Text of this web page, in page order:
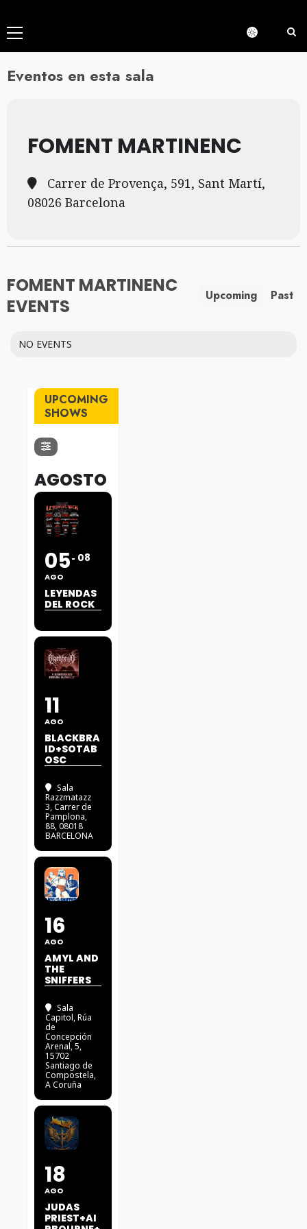
Menú
principal
Eventos en esta sala
FOMENT MARTINENC
Carrer de Provença, 591, Sant Martí,
08026 Barcelona
FOMENT MARTINENC
EVENTS
Upcoming Past
NO EVENTS
UPCOMING
SHOWS
AGOSTO
05
AGO
08
LEYENDAS
DEL ROCK
11
AGO
BLACKBRA
ID+SOTAB
OSC
Sala
Razzmatazz
3, Carrer de
Pamplona,
88, 08018
BARCELONA
16
AGO
AMYL AND
THE
SNIFFERS
Sala
Capitol, Rúa
de
Concepción
Arenal, 5,
15702
Santiago de
Compostela,
A Coruña
18
AGO
JUDAS
PRIEST+AI